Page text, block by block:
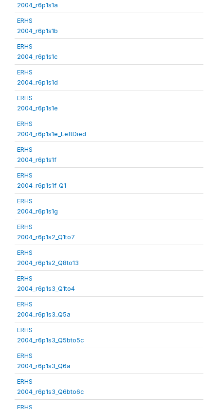
2004_r6p1s1a
ERHS
2004_r6p1s1b
ERHS
2004_r6p1s1c
ERHS
2004_r6p1s1d
ERHS
2004_r6p1s1e
ERHS
2004_r6p1s1e_LeftDied
ERHS
2004_r6p1s1f
ERHS
2004_r6p1s1f_Q1
ERHS
2004_r6p1s1g
ERHS
2004_r6p1s2_Q1to7
ERHS
2004_r6p1s2_Q8to13
ERHS
2004_r6p1s3_Q1to4
ERHS
2004_r6p1s3_Q5a
ERHS
2004_r6p1s3_Q5bto5c
ERHS
2004_r6p1s3_Q6a
ERHS
2004_r6p1s3_Q6bto6c
ERHS